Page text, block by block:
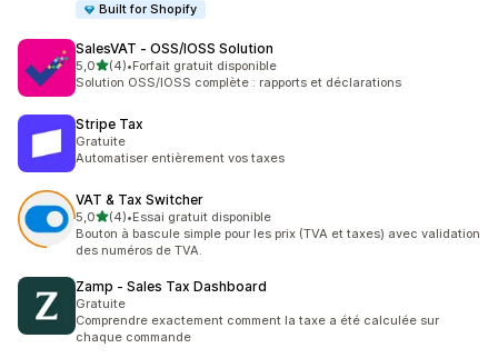
Built for Shopify
SalesVAT ‑ OSS/IOSS Solution
5,0étoile(s) sur 5
(4)
4 avis au total
•Forfait gratuit disponible
Solution OSS/IOSS complète : rapports et déclarations
Stripe Tax
Gratuite
Automatiser entièrement vos taxes
VAT & Tax Switcher
5,0étoile(s) sur 5
(4)
4 avis au total
•Essai gratuit disponible
Bouton à bascule simple pour les prix (TVA et taxes) avec validation
des numéros de TVA.
Zamp ‑ Sales Tax Dashboard
Gratuite
Comprendre exactement comment la taxe a été calculée sur
chaque commande